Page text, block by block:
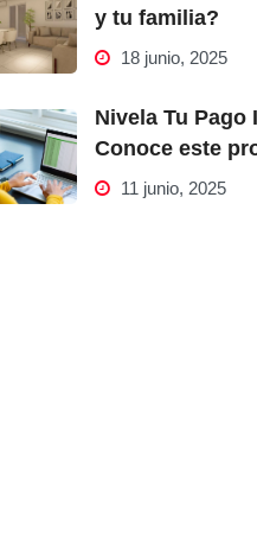
y tu familia?
18 junio, 2025
Nivela Tu Pago
Conoce este
11 junio, 2025